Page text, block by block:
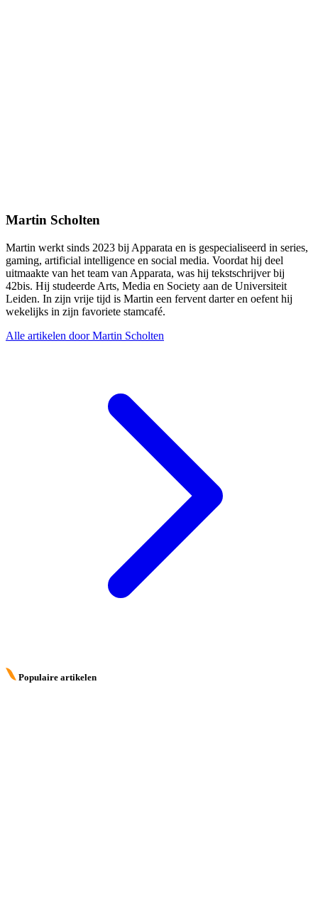
Martin Scholten
Martin werkt sinds 2023 bij Apparata en is gespecialiseerd in series,
gaming, artificial intelligence en social media. Voordat hij deel
uitmaakte van het team van Apparata, was hij tekstschrijver bij
42bis. Hij studeerde Arts, Media en Society aan de Universiteit
Leiden. In zijn vrije tijd is Martin een fervent darter en oefent hij
wekelijks in zijn favoriete stamcafé.
Alle artikelen door Martin Scholten
Populaire artikelen